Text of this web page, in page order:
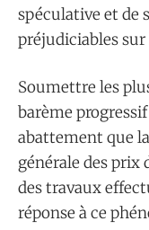
spéculative et de
préjudiciables sur
Soumettre les
barème
abattement que
générale des prix
des travaux
réponse à ce